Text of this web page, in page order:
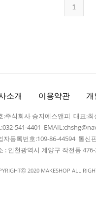
1
소개 이용약관 개
:주식회사 승지에스앤피 대표:
541-4401
자등록번호:109-86-44594 통신
: 인천광역시 계양구 작전동
2020 MAKESHOP ALL